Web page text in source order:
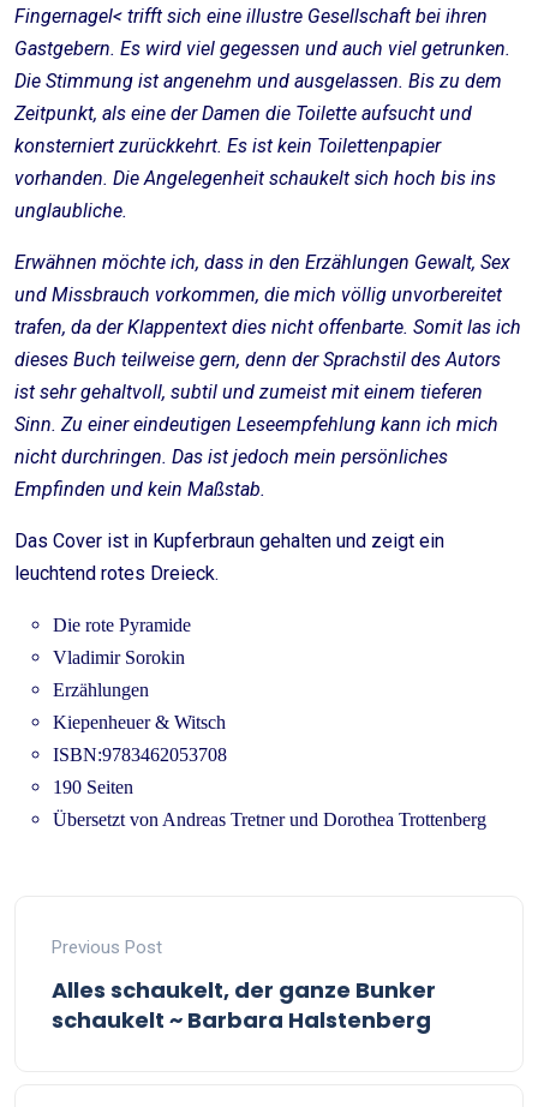
Fingernagel< trifft sich eine illustre Gesellschaft bei ihren
Gastgebern. Es wird viel gegessen und auch viel getrunken.
Die Stimmung ist angenehm und ausgelassen. Bis zu dem
Zeitpunkt, als eine der Damen die Toilette aufsucht und
konsterniert zurückkehrt. Es ist kein Toilettenpapier
vorhanden. Die Angelegenheit schaukelt sich hoch bis ins
unglaubliche.
Erwähnen möchte ich, dass in den Erzählungen Gewalt, Sex
und Missbrauch vorkommen, die mich völlig unvorbereitet
trafen, da der Klappentext dies nicht offenbarte. Somit las ich
dieses Buch teilweise gern, denn der Sprachstil des Autors
ist sehr gehaltvoll, subtil und zumeist mit einem tieferen
Sinn. Zu einer eindeutigen Leseempfehlung kann ich mich
nicht durchringen. Das ist jedoch mein persönliches
Empfinden und kein Maßstab.
Das Cover ist in Kupferbraun gehalten und zeigt ein
leuchtend rotes Dreieck.
Die rote Pyramide
Vladimir Sorokin
Erzählungen
Kiepenheuer & Witsch
ISBN:9783462053708
190 Seiten
Übersetzt von Andreas Tretner und Dorothea Trottenberg
Previous Post
Alles schaukelt, der ganze Bunker
schaukelt ~ Barbara Halstenberg